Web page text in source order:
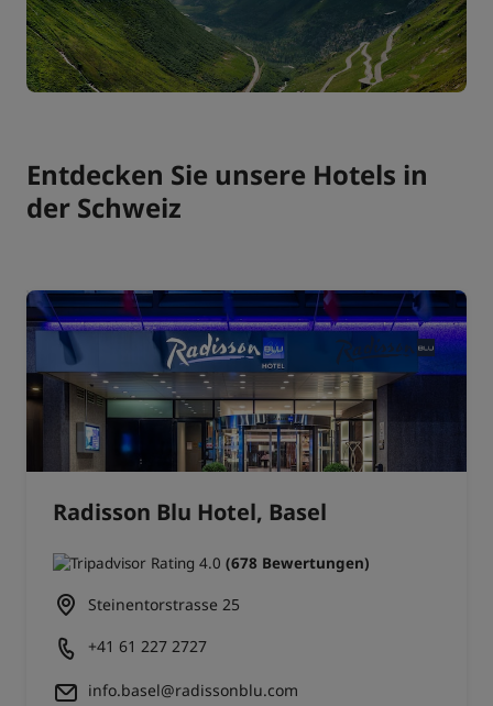
Entdecken Sie unsere Hotels in
der Schweiz
Radisson Blu Hotel, Basel
(678 Bewertungen)
Steinentorstrasse 25
+41 61 227 2727
info.basel@radissonblu.com